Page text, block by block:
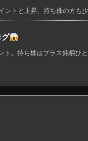
ントと上昇。持ち株の方も
。持ち株はプラス銘柄ひ